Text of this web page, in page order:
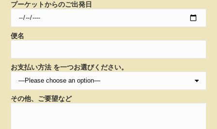
プーケットからのご出発日
便名
お支払い方法 を一つお選びください。
その他、ご要望など